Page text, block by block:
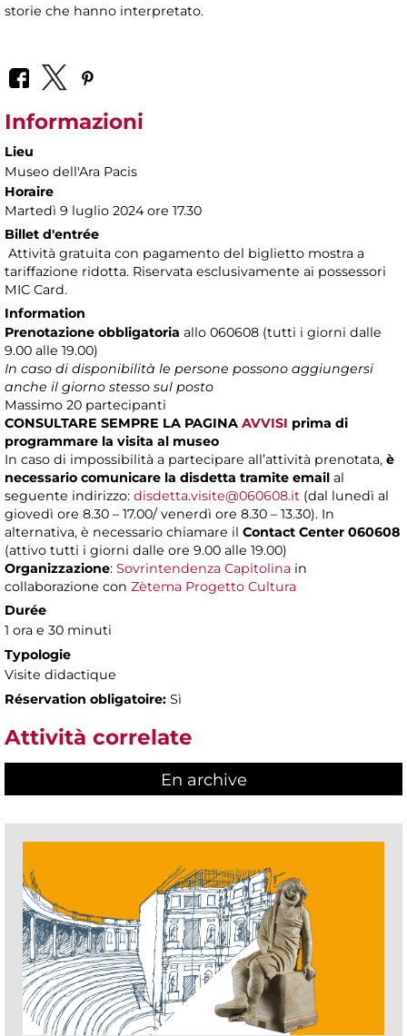
storie che hanno interpretato.
Informazioni
Lieu
Museo dell'Ara Pacis
Horaire
Martedì 9 luglio 2024 ore 17.30
Billet d'entrée
Attività gratuita con pagamento del biglietto mostra a
tariffazione ridotta. Riservata esclusivamente ai possessori
MIC Card.
Information
Prenotazione obbligatoria allo 060608 (tutti i giorni dalle
9.00 alle 19.00)
In caso di disponibilità le persone possono aggiungersi
anche il giorno stesso sul posto
Massimo 20 partecipanti
CONSULTARE SEMPRE LA PAGINA AVVISI prima di
programmare la visita al museo
In caso di impossibilità a partecipare all’attività prenotata, è
necessario comunicare la disdetta tramite email al
seguente indirizzo: disdetta.visite@060608.it (dal lunedì al
giovedì ore 8.30 – 17.00/ venerdì ore 8.30 – 13.30). In
alternativa, è necessario chiamare il Contact Center 060608
(attivo tutti i giorni dalle ore 9.00 alle 19.00)
Organizzazione: Sovrintendenza Capitolina in
collaborazione con Zètema Progetto Cultura
Durée
1 ora e 30 minuti
Typologie
Visite didactique
Réservation obligatoire: Sì
Attività correlate
En archive